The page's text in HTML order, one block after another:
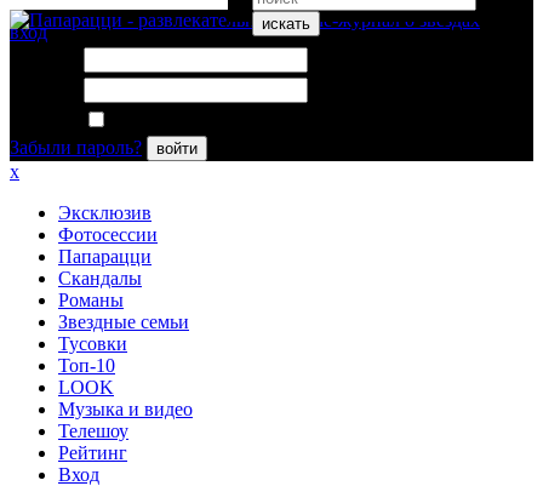
искать
вход
Забыли пароль?
войти
x
Эксклюзив
Фотосессии
Папарацци
Скандалы
Романы
Звездные семьи
Тусовки
Топ-10
LOOK
Музыка и видео
Телешоу
Рейтинг
Вход